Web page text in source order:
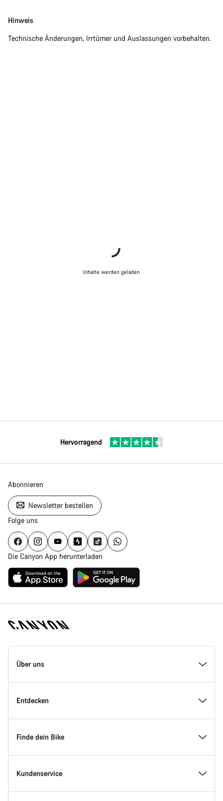
Hinweis
Technische Änderungen, Irrtümer und Auslassungen vorbehalten.
Inhalte werden geladen
Hervorragend
Abonnieren
Newsletter bestellen
Folge uns
Die Canyon App herunterladen
Canyon
Homepage
Über uns
Inside Canyon
Innovation bei Canyon
Canyon Factory Racing
Entdecken
Events
Canyon Standorte finden
Finde dein Bike
Modellfinder
Kundenservice